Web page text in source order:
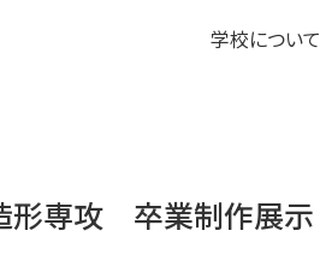
学校について
形専攻 卒業制作展示